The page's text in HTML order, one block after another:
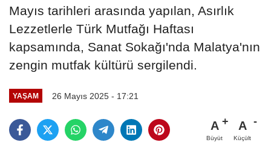
Mayıs tarihleri arasında yapılan, Asırlık
Lezzetlerle Türk Mutfağı Haftası
kapsamında, Sanat Sokağı'nda Malatya'nın
zengin mutfak kültürü sergilendi.
YAŞAM 26 Mayıs 2025 - 17:21
A
Büyüt
A
Küçült